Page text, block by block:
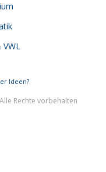
Ideen?
Rechte vorbehalten